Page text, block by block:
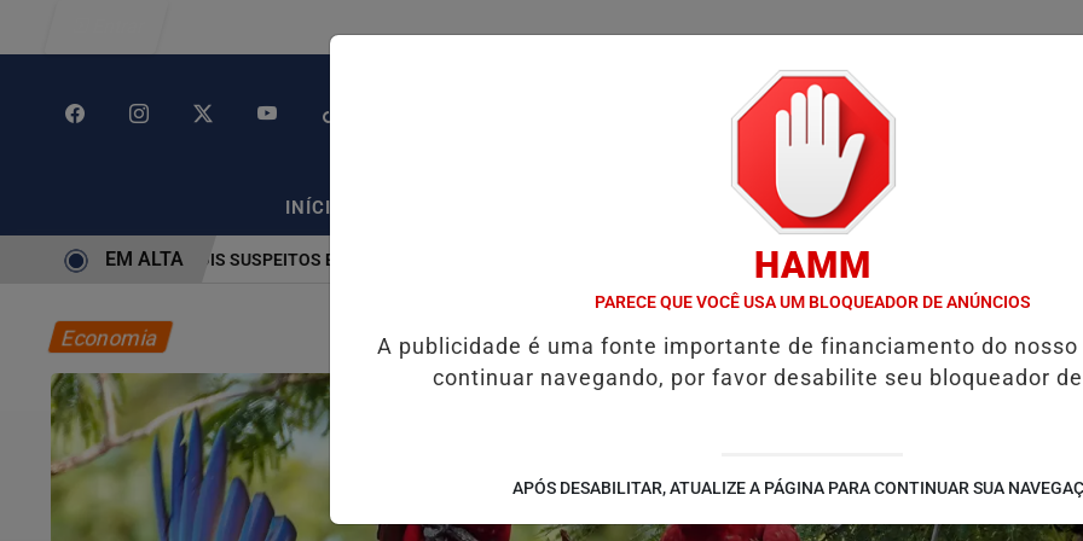
INÍCIO / INTERIOR /
CIVIL PRENDE DOIS SUSPEITOS E APREENDE ARMAS E DROGAS DURANTE INVESTIGAÇÃO EM ITAPUÃ DO OESTE GREVE DE
EM ALTA
Economia
HAMM
PARECE QUE VOCÊ USA UM BLOQUEADOR DE ANÚNCIOS
A publicidade é uma fonte importante de financiamento do nosso
continuar navegando, por favor desabilite seu bloqueador
APÓS DESABILITAR, ATUALIZE A PÁGINA PARA CONTINUAR SUA